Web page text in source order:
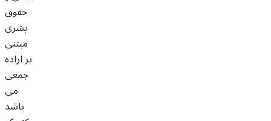
حقوق
بشری
مبتنی
بر اراده
جمعی
می
باشد